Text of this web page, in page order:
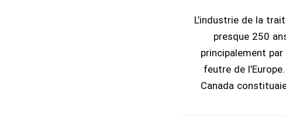
L’industrie de la
presque 250
principalement
feutre de
Canada